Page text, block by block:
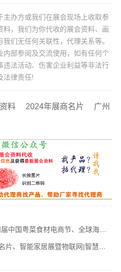
主办方或我们在展会现场上收取参
，我们为你代收的展会资料、画
们无任何关联性，代理关系等。
部参阅及交流使用，如有任何个
违法活动、伤害企业利益等非法行
法律责任!
料 2024年展商名片
广州
材电商节、全球海鲜贸易节展商名片【361张】
联网|智慧物业|智慧办公|智能安防展览会展商名片【198张】